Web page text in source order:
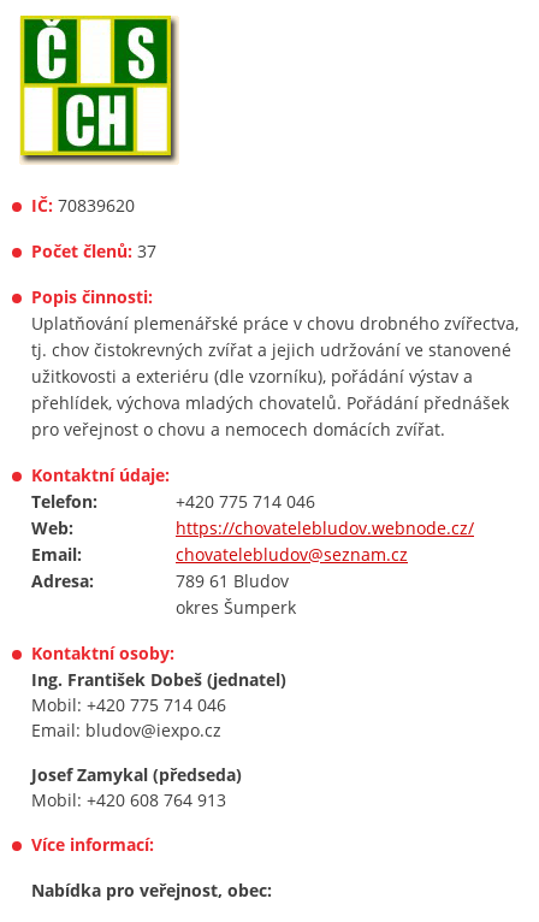
IČ: 70839620
Počet členů: 37
Popis činnosti:
Uplatňování plemenářské práce v chovu drobného zvířectva,
tj. chov čistokrevných zvířat a jejich udržování ve stanovené
užitkovosti a exteriéru (dle vzorníku), pořádání výstav a
přehlídek, výchova mladých chovatelů. Pořádání přednášek
pro veřejnost o chovu a nemocech domácích zvířat.
Kontaktní údaje:
Telefon:
+420 775 714 046
Web:
https://chovatelebludov.webnode.cz/
Email:
chovatelebludov@seznam.cz
Adresa:
789 61 Bludov
okres Šumperk
Kontaktní osoby:
Ing. František Dobeš (jednatel)
Mobil: +420 775 714 046
Email: bludov@iexpo.cz
Josef Zamykal (předseda)
Mobil: +420 608 764 913
Více informací:
Nabídka pro veřejnost, obec: